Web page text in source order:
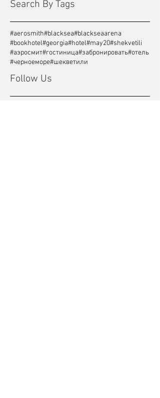
Search By Tags
#aerosmith#blacksea#blackseaarena
#bookhotel#georgia#hotel#may20#shekvetili
#аэросмит#гостиница#забронировать#отель
#черноеморе#шекветили
Follow Us